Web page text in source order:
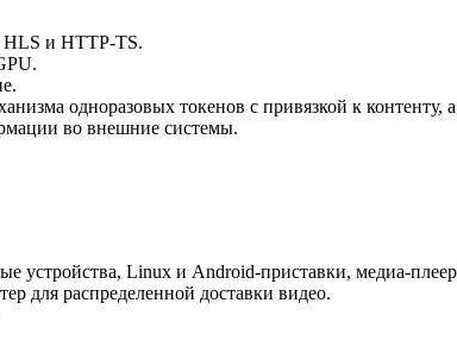
HLS и HTTP-TS.
одноразовых токенов с привязкой к контенту,
во внешние системы.
устройства, Linux и Android-приставки, медиа-
для распределенной доставки видео.